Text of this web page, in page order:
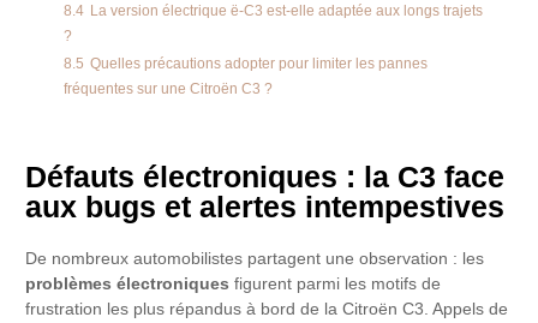
8.4 La version électrique ë-C3 est-elle adaptée aux longs trajets
?
8.5 Quelles précautions adopter pour limiter les pannes
fréquentes sur une Citroën C3 ?
Défauts électroniques : la C3 face
aux bugs et alertes intempestives
De nombreux automobilistes partagent une observation : les
problèmes électroniques figurent parmi les motifs de
frustration les plus répandus à bord de la Citroën C3. Appels de